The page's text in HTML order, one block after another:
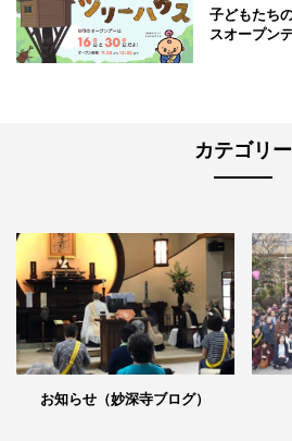
子どもたち
スオープン
カテゴリー
お知らせ（妙深寺ブログ）